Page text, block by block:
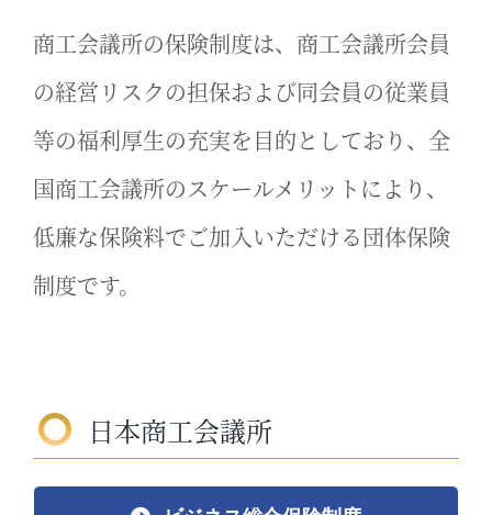
商工会議所の保険制度は、商工会議所会員
の経営リスクの担保および同会員の従業員
等の福利厚生の充実を目的としており、全
国商工会議所のスケールメリットにより、
低廉な保険料でご加入いただける団体保険
制度です。
日本商工会議所